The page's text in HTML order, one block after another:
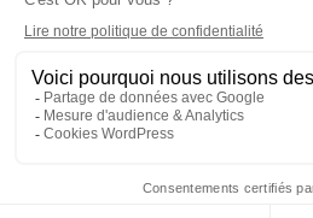
Contactez-nous-Mentions
confidentialité-Gestion des cookies
Cedex 06